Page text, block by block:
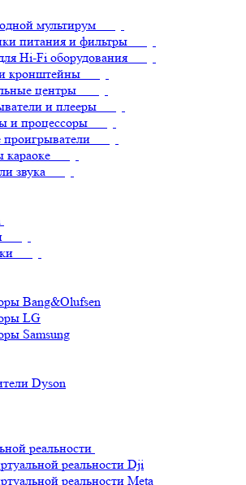
мультирум
питания и фильтры
Hi-Fi оборудования
кронштейны
центры
и плееры
и процессоры
проигрыватели
караоке
звука
Bang&Olufsen
LG
Samsung
Dyson
реальности
реальности Dji
реальности Meta